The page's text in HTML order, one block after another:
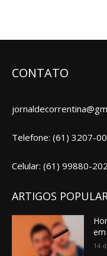
CONTATO
Telefone: (61) 3207-
Celular: (61) 99880-
ARTIGOS
14